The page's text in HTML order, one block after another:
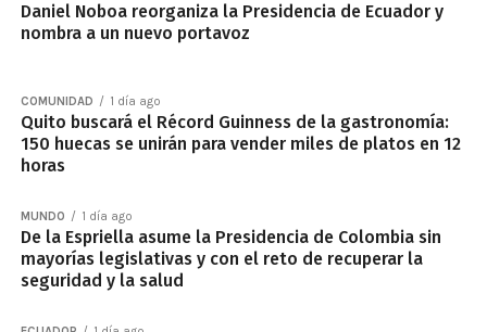
Daniel Noboa reorganiza la Presidencia de Ecuador y
nombra a un nuevo portavoz
COMUNIDAD 1 día ago
Quito buscará el Récord Guinness de la gastronomía:
150 huecas se unirán para vender miles de platos en 12
horas
MUNDO 1 día ago
De la Espriella asume la Presidencia de Colombia sin
mayorías legislativas y con el reto de recuperar la
seguridad y la salud